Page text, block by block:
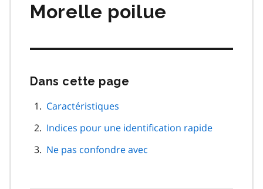
Morelle poilue
Dans cette page
page
Caractéristiques
Indices pour une identification rapide
Ne pas confondre avec